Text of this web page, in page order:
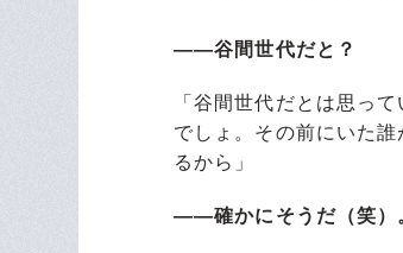
――谷間世代だと？
「谷間世代だとは思っ
でしょ。その前にいた
るから」
――確かにそうだ（笑）